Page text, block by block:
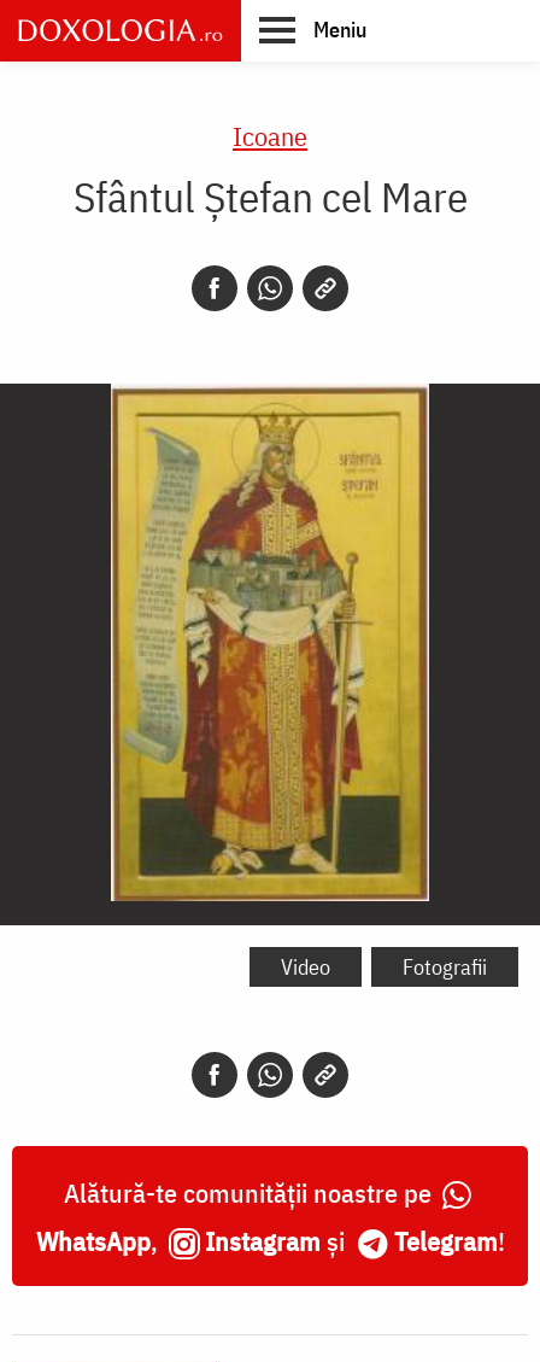
Skip
to
main
Meniu
Icoane
Sfântul Ștefan cel Mare
Sfântul
Video Fotografii
Alătură-te comunității noastre pe
WhatsApp, Instagram și Telegram!